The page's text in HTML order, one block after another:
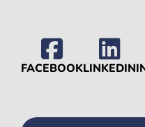
FACEBOOKLINKEDIN